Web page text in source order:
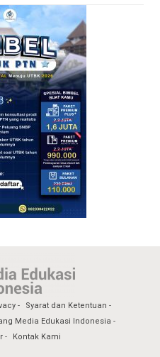
Syarat dan Ketentuan
Media Edukasi Indonesia
Kontak Kami